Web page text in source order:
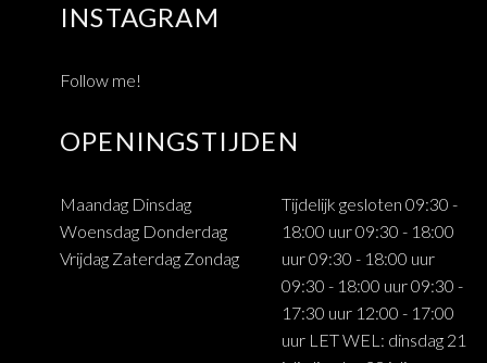
INSTAGRAM
Follow me!
OPENINGSTIJDEN
Maandag Dinsdag
Woensdag Donderdag
Vrijdag Zaterdag Zondag
Tijdelijk gesloten 09:30 -
18:00 uur 09:30 - 18:00
uur 09:30 - 18:00 uur
09:30 - 18:00 uur 09:30 -
17:30 uur 12:00 - 17:00
uur LET WEL: dinsdag 21